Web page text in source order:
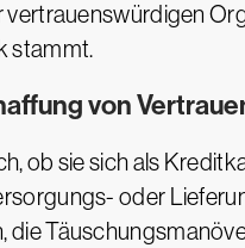
vertrauenswürdigen
stammt.
von
ob sie sich als
oder
die